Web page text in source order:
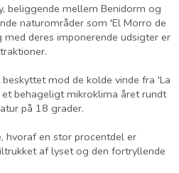
beliggende mellem Benidorm og
naturområder som 'El Morro de
deres imponerende udsigter er
mod de kolde vinde fra 'La
et behageligt mikroklima året rundt
på 18 grader.
hvoraf en stor procentdel er
af lyset og den fortryllende